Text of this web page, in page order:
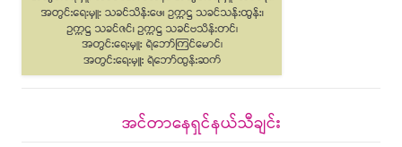
အင်တာနေရှင်နယ်သီချင်း